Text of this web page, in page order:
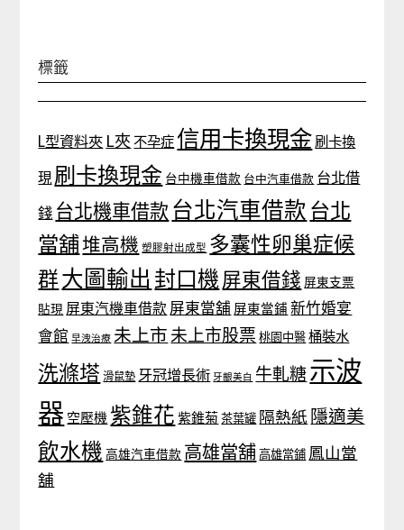
標籤
L型資料夾 L夾 不孕症 信用卡換現金 刷卡換
現 刷卡換現金 台中機車借款 台中汽車借款 台北借
錢 台北機車借款 台北汽車借款 台北
當舖堆高機 塑膠射出成型 多囊性卵巢症候
群大圖輸出 封口機 屏東借錢 屏東支票
貼現 屏東汽機車借款 屏東當舖 屏東當鋪 新竹婚宴
會館 早洩治療 未上市 未上市股票 桃園中醫 桶裝水
洗滌塔 滑鼠墊 牙冠增長術 牙齦美白 牛軋糖示波
器 空壓機 紫錐花 紫錐菊 茶葉罐 隔熱紙 隱適美
飲水機 高雄汽車借款 高雄當舖 高雄當鋪 鳳山當
舖